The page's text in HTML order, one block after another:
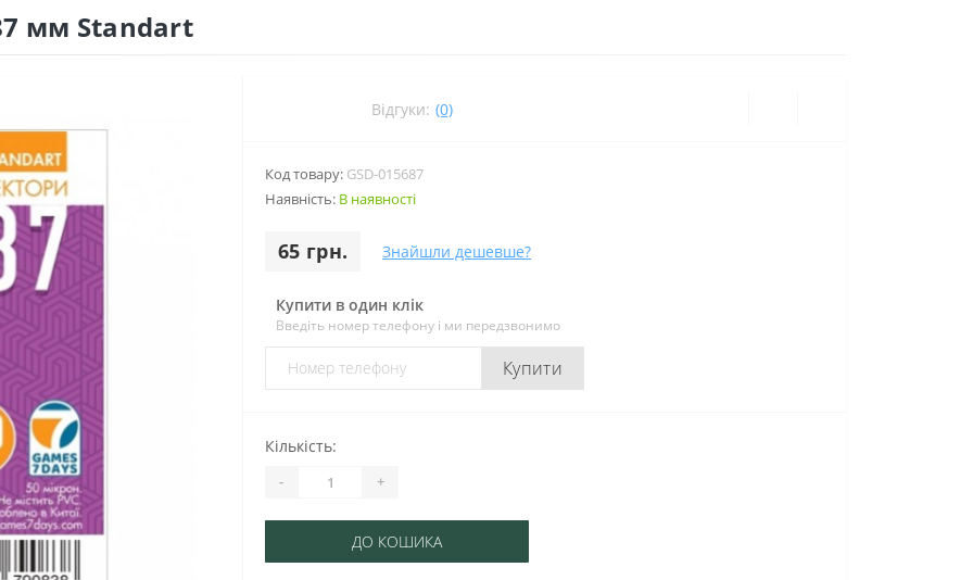
мм Standart
Відгуки: (0)
Код товару: GSD-015687
Наявність: В наявності
65 грн. Знайшли дешевше?
Купити в один клік
Введіть номер телефону і ми передзвонимо
Купити
Кількість:
- +
ДО КОШИКА